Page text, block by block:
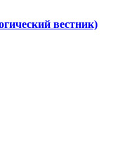
вестник)